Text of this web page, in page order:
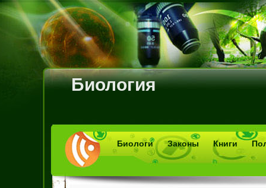
Биология
Биологи Законы Книги